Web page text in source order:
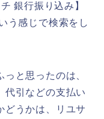
銀行振り込み】
う感じで検索をし
と思ったのは、
代引などの支払い
どうかは、リユサ